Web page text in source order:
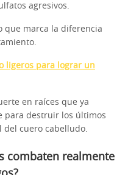
agresivos.
que marca la diferencia
ligeros para lograr un
en raíces que ya
para destruir los últimos
cuero cabelludo.
combaten realmente